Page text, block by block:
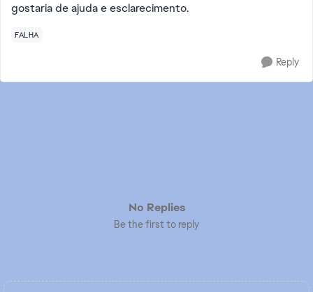
gostaria de ajuda e esclarecimento.
FALHA
Reply
No Replies
Be the first to reply